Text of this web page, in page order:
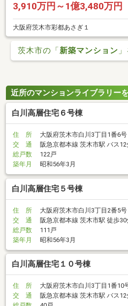
3,910万円～1億3,480万円
大阪府茨木市彩都あさぎ１
茨木市の「新築マンション
近所のマンションライブラリー
白川高層住宅６号棟
住 所
大阪府茨木市白川3丁目1番6号
交 通
阪急京都本線 茨木市駅 バス12
総戸数
122戸
築年月
昭和56年3月
白川高層住宅５号棟
住 所
大阪府茨木市白川3丁目2番5号
交 通
阪急京都本線 茨木市駅 徒歩30
総戸数
111戸
築年月
昭和56年3月
白川高層住宅１０号棟
住 所
大阪府茨木市白川3丁目1番10
交 通
阪急京都本線 茨木市駅 バス12